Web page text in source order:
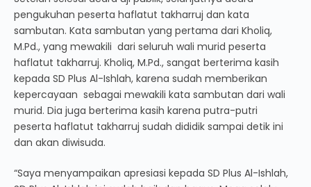
pengukuhan peserta haflatut takharruj dan kata
sambutan. Kata sambutan yang pertama dari Kholiq,
M.Pd., yang mewakili dari seluruh wali murid peserta
haflatut takharruj. Kholiq, M.Pd., sangat berterima kasih
kepada SD Plus Al-Ishlah, karena sudah memberikan
kepercayaan sebagai mewakili kata sambutan dari wali
murid. Dia juga berterima kasih karena putra-putri
peserta haflatut takharruj sudah dididik sampai detik ini
dan akan diwisuda.
“Saya menyampaikan apresiasi kepada SD Plus Al-Ishlah,